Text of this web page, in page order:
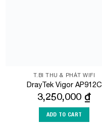
T.BI THU & PHÁT WIFI
DrayTek Vigor AP912C
3,250,000 ₫
ADD TO CART